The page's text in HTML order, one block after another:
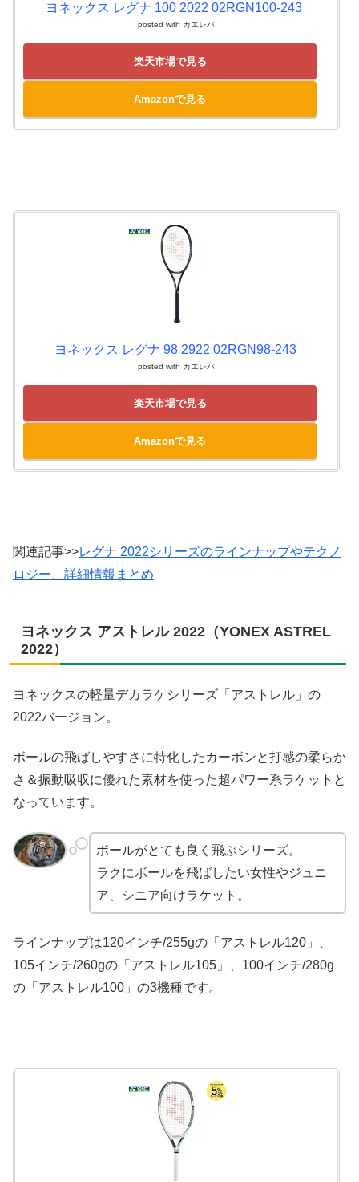
ヨネックス レグナ 100 2022 02RGN100-243
posted with カエレバ
楽天市場で見る
Amazonで見る
ヨネックス レグナ 98 2922 02RGN98-243
posted with カエレバ
楽天市場で見る
Amazonで見る
関連記事>>レグナ 2022シリーズのラインナップやテクノ
ロジー、詳細情報まとめ
ヨネックス アストレル 2022（YONEX ASTREL
2022）
ヨネックスの軽量デカラケシリーズ「アストレル」の
2022バージョン。
ボールの飛ばしやすさに特化したカーボンと打感の柔らか
さ＆振動吸収に優れた素材を使った超パワー系ラケットと
なっています。
ボールがとても良く飛ぶシリーズ。
ラクにボールを飛ばしたい女性やジュニ
ア、シニア向けラケット。
ラインナップは120インチ/255gの「アストレル120」、
105インチ/260gの「アストレル105」、100インチ/280g
の「アストレル100」の3機種です。